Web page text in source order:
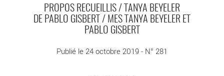
PROPOS RECUEILLIS / TANYA BEYELER
DE PABLO GISBERT / MES TANYA BEYELER ET
PABLO GISBERT
Publié le 24 octobre 2019 - N° 281